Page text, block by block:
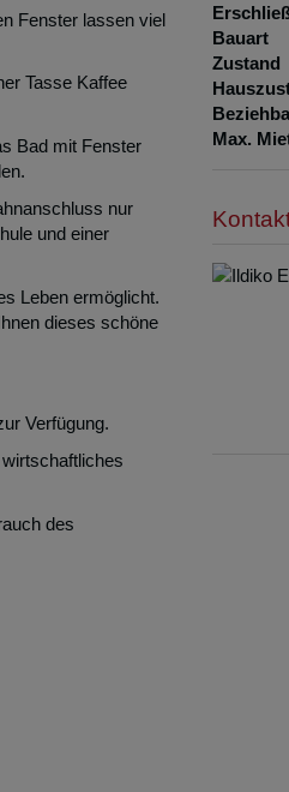
Fenster lassen viel
Tasse Kaffee
Bad mit Fenster
nur
und einer
Leben ermöglicht.
dieses schöne
Verfügung.
des
Bauart
Zustand
Max.